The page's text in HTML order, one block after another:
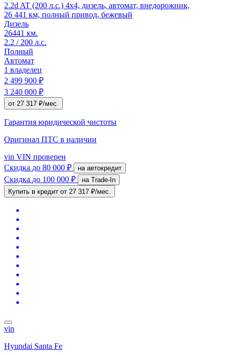
2.2d AT (200 л.с.) 4x4, дизель, автомат, внедорожник,
26 441 км, полный привод, бежевый
Дизель
26441 км.
2.2 / 200 л.с.
Полный
Автомат
1 владелец
2 499 900 ₽
3 240 000 ₽
от 27 317 ₽/мес.
Гарантия юридической чистоты
Оригинал ПТС в наличии
vin VIN проверен
Скидка до 80 000 ₽ на автокредит
Скидка до 100 000 ₽
на Trade-In
Купить в кредит от 27 317 ₽/мес.
vin
Hyundai Santa Fe